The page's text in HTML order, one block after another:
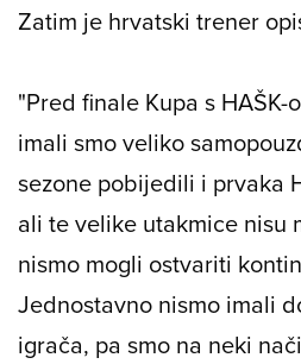
Zatim je hrvatski trener
"Pred finale Kupa s
imali smo veliko
sezone pobijedili i prvaka
ali te velike utakmice nisu
nismo mogli ostvariti
Jednostavno nismo imali
igrača, pa smo na neki